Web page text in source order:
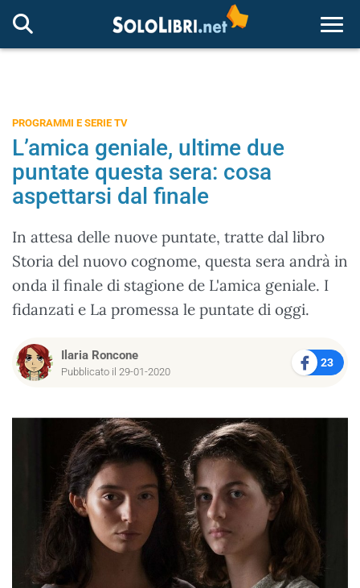
PROGRAMMI E SERIE TV
L’amica geniale, ultime due
puntate questa sera: cosa
aspettarsi dal finale
In attesa delle nuove puntate, tratte dal libro
Storia del nuovo cognome, questa sera andrà in
onda il finale di stagione de L'amica geniale. I
fidanzati e La promessa le puntate di oggi.
Ilaria Roncone
Pubblicato il 29-01-2020
23